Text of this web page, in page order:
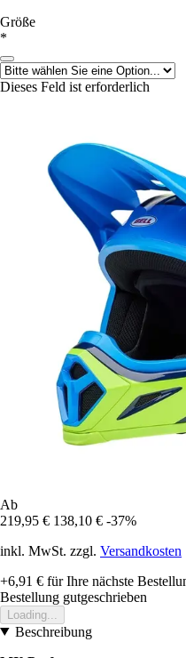
Größe
*
Dieses Feld ist erforderlich
Ab
219,95 € 138,10 € -37%
inkl. MwSt. zzgl. Versandkosten
+6,91 € für Ihre nächste
Bestellung gutgeschrieben
Loading...
Beschreibung